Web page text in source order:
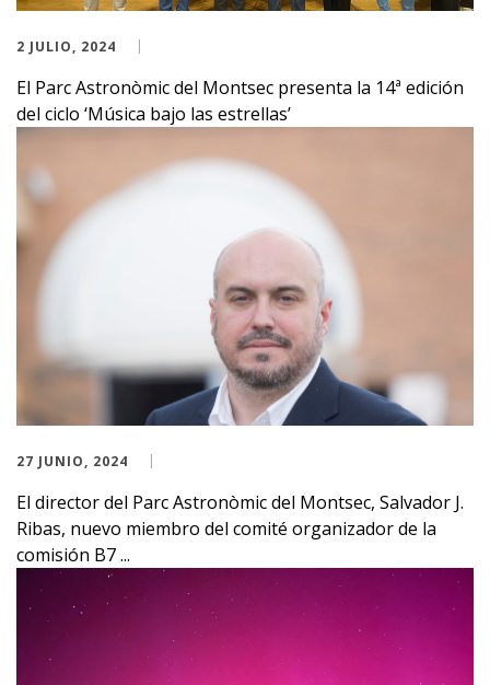
2 JULIO, 2024
El Parc Astronòmic del Montsec presenta la 14ª edición
del ciclo ‘Música bajo las estrellas’
27 JUNIO, 2024
El director del Parc Astronòmic del Montsec, Salvador J.
Ribas, nuevo miembro del comité organizador de la
comisión B7 ...